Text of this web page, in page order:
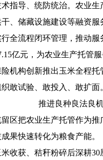
指导、统防统治。农业
、储藏设施建设等融资
全流程闭环管理，推动
亿元，为农业生产托管
机构创新推出玉米全程
敢试验、敢投入、敢扩面
推进良种良法良
区把农业生产托管作为
果快速转化为粮食产能。
收获、秸秆粉碎后深耕